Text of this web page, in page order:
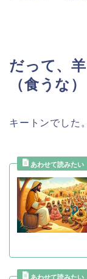
だって、
（食うな）
キートンでした。